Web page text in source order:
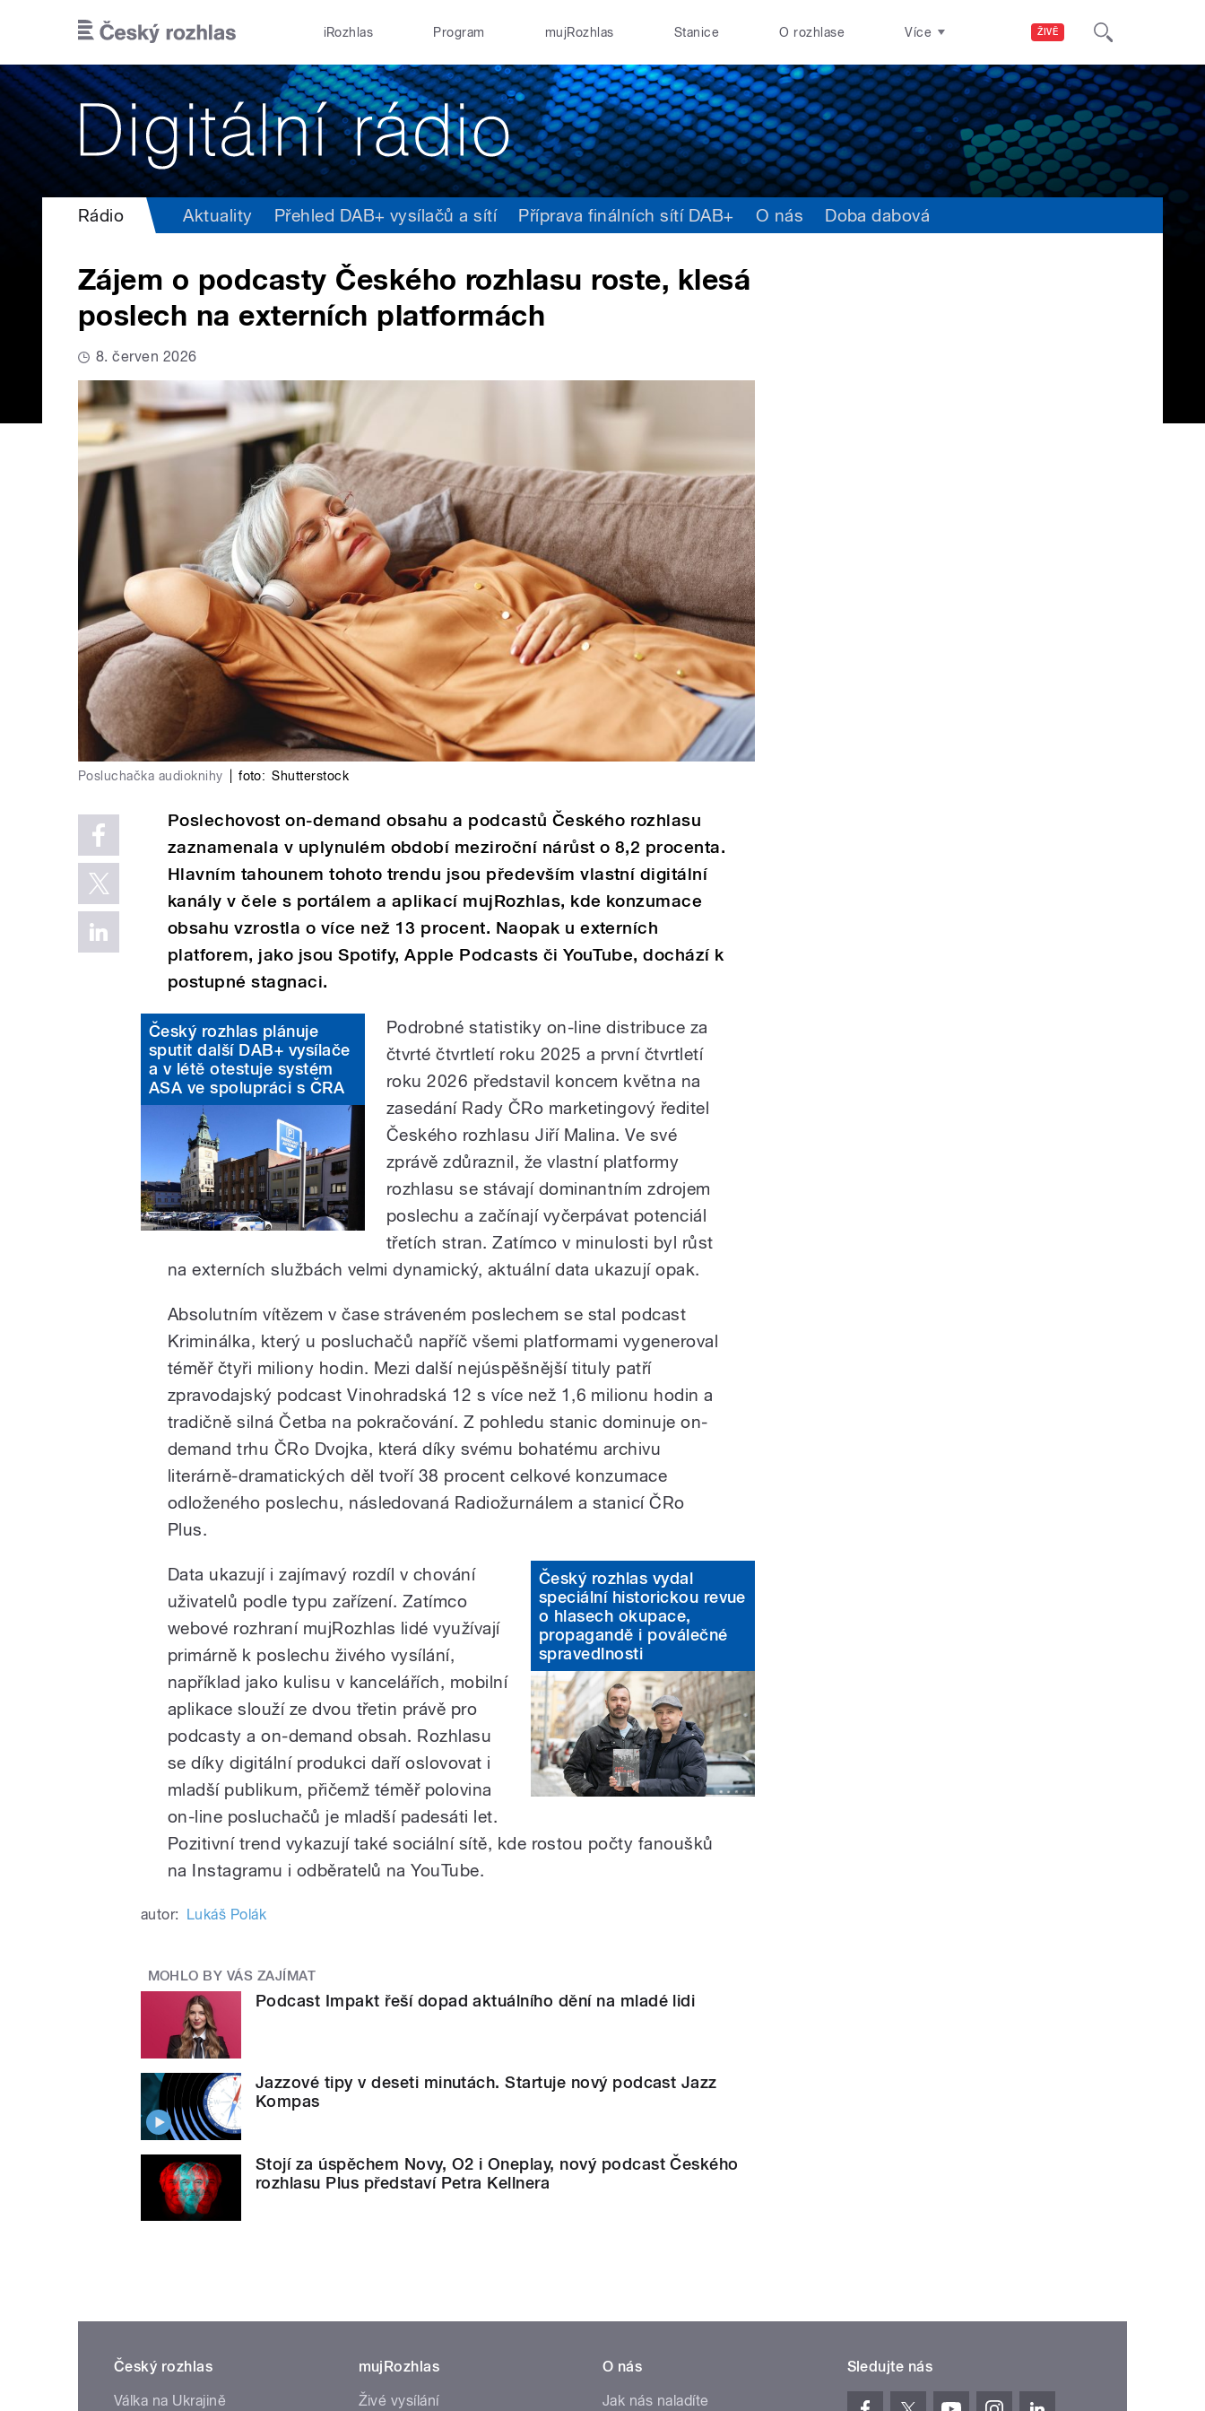
ŽIVĚ
iRozhlas Program mujRozhlas Stanice O rozhlase Více
Rádio Aktuality Přehled DAB+ vysílačů a sítí Příprava finálních sítí DAB+ O nás Doba dabová
Zájem o podcasty Českého rozhlasu roste, klesá
poslech na externích platformách
8. červen 2026
Posluchačka audioknihy foto: Shutterstock
Poslechovost on-demand obsahu a podcastů Českého rozhlasu
zaznamenala v uplynulém období meziroční nárůst o 8,2 procenta.
Hlavním tahounem tohoto trendu jsou především vlastní digitální
kanály v čele s portálem a aplikací mujRozhlas, kde konzumace
obsahu vzrostla o více než 13 procent. Naopak u externích
platforem, jako jsou Spotify, Apple Podcasts či YouTube, dochází k
postupné stagnaci.
Český rozhlas plánuje
sputit další DAB+ vysílače
a v létě otestuje systém
ASA ve spolupráci s ČRA
Podrobné statistiky on-line distribuce za
čtvrté čtvrtletí roku 2025 a první čtvrtletí
roku 2026 představil koncem května na
zasedání Rady ČRo marketingový ředitel
Českého rozhlasu Jiří Malina. Ve své
zprávě zdůraznil, že vlastní platformy
rozhlasu se stávají dominantním zdrojem
poslechu a začínají vyčerpávat potenciál
třetích stran. Zatímco v minulosti byl růst
na externích službách velmi dynamický, aktuální data ukazují opak.
Absolutním vítězem v čase stráveném poslechem se stal podcast
Kriminálka, který u posluchačů napříč všemi platformami vygeneroval
téměř čtyři miliony hodin. Mezi další nejúspěšnější tituly patří
zpravodajský podcast Vinohradská 12 s více než 1,6 milionu hodin a
tradičně silná Četba na pokračování. Z pohledu stanic dominuje on-
demand trhu ČRo Dvojka, která díky svému bohatému archivu
literárně-dramatických děl tvoří 38 procent celkové konzumace
odloženého poslechu, následovaná Radiožurnálem a stanicí ČRo
Plus.
Český rozhlas vydal
speciální historickou revue
o hlasech okupace,
propagandě i poválečné
spravedlnosti
Data ukazují i zajímavý rozdíl v chování
uživatelů podle typu zařízení. Zatímco
webové rozhraní mujRozhlas lidé využívají
primárně k poslechu živého vysílání,
například jako kulisu v kancelářích, mobilní
aplikace slouží ze dvou třetin právě pro
podcasty a on-demand obsah. Rozhlasu
se díky digitální produkci daří oslovovat i
mladší publikum, přičemž téměř polovina
on-line posluchačů je mladší padesáti let.
Pozitivní trend vykazují také sociální sítě, kde rostou počty fanoušků
na Instagramu i odběratelů na YouTube.
autor: Lukáš Polák
MOHLO BY VÁS ZAJÍMAT
Podcast Impakt řeší dopad aktuálního dění na mladé lidi
Jazzové tipy v deseti minutách. Startuje nový podcast Jazz
Kompas
Stojí za úspěchem Novy, O2 i Oneplay, nový podcast Českého
rozhlasu Plus představí Petra Kellnera
Český rozhlas
Válka na Ukrajině
mujRozhlas
Živé vysílání
O nás
Jak nás naladíte
Sledujte nás